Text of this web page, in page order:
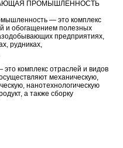
ПРОМЫШЛЕННОСТЬ
— это комплекс
и обогащением полезных
предприятиях,
рудниках,
комплекс отраслей и видов
механическую,
нанотехнологическую
а также сборку